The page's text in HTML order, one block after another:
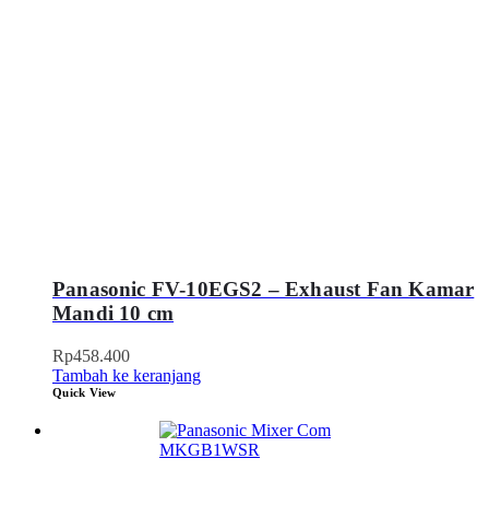
Panasonic FV-10EGS2 – Exhaust Fan Kamar
Mandi 10 cm
Rp458.400
Tambah ke keranjang
Quick View